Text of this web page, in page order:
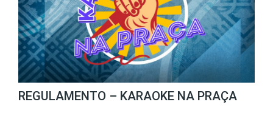
REGULAMENTO – KARAOKE NA PRAÇA